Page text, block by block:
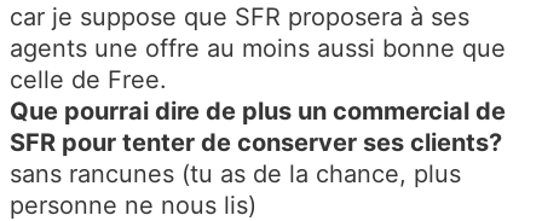
car je suppose que SFR proposera à ses
agents une offre au moins aussi bonne que
celle de Free.
Que pourrai dire de plus un commercial de
SFR pour tenter de conserver ses clients?
sans rancunes (tu as de la chance, plus
personne ne nous lis)